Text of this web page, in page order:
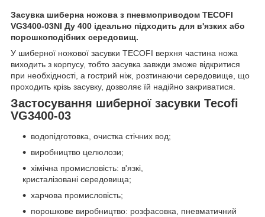
Засувка шиберна ножова з пневмоприводом TECOFI
VG3400-03NI Ду 400 ідеально підходить для в'язких або
порошкоподібних середовищ.
У шиберної ножової засувки TECOFI верхня частина ножа
виходить з корпусу, тобто засувка завжди зможе відкритися
при необхідності, а гострий ніж, розтинаючи середовище, що
проходить крізь засувку, дозволяє їй надійно закриватися.
Застосування шиберної засувки Tecofi
VG3400-03
водопідготовка, очистка стічних вод;
виробництво целюлози;
хімічна промисловість: в'язкі,
кристалізовані середовища;
харчова промисловість;
порошкове виробництво: розфасовка, пневматичний